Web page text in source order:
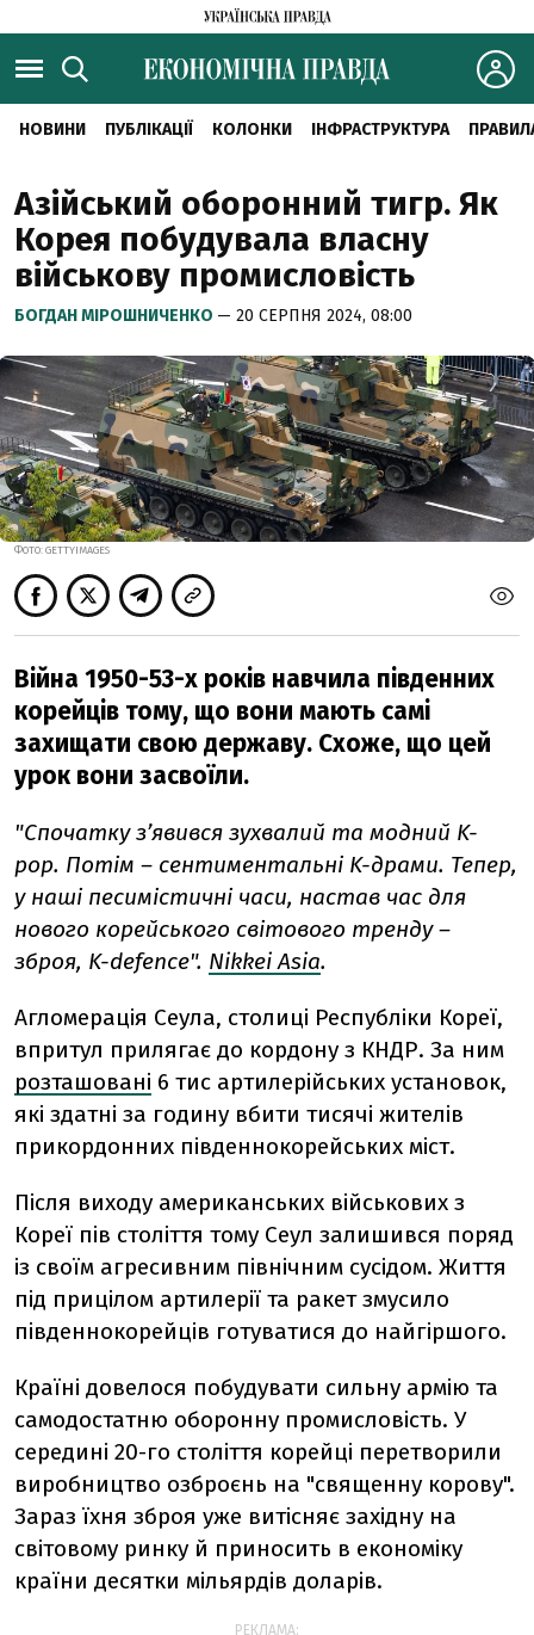
НОВИНИ ПУБЛІКАЦІЇ КОЛОНКИ ІНФРАСТРУКТУРА
Азійський оборонний тигр. Як
Корея побудувала власну
військову промисловість
БОГДАН МІРОШНИЧЕНКО — 20 СЕРПНЯ 2024, 08:00
ФОТО: GETTYIMAGES
Війна 1950-53-х років навчила південних
корейців тому, що вони мають самі
захищати свою державу. Схоже, що цей
урок вони засвоїли.
"Спочатку з’явився зухвалий та модний K-
pop. Потім – сентиментальні K-драми. Тепер,
у наші песимістичні часи, настав час для
нового корейського світового тренду –
зброя, K-defence". Nikkei Asia.
Агломерація Сеула, столиці Республіки Кореї,
впритул прилягає до кордону з КНДР. За ним
розташовані 6 тис артилерійських установок,
які здатні за годину вбити тисячі жителів
прикордонних південнокорейських міст.
Після виходу американських військових з
Кореї пів століття тому Сеул залишився поряд
із своїм агресивним північним сусідом. Життя
під прицілом артилерії та ракет змусило
південнокорейців готуватися до найгіршого.
Країні довелося побудувати сильну армію та
самодостатню оборонну промисловість. У
середині 20-го століття корейці перетворили
виробництво озброєнь на "священну корову".
Зараз їхня зброя уже витісняє західну на
світовому ринку й приносить в економіку
країни десятки мільярдів доларів.
РЕКЛАМА: